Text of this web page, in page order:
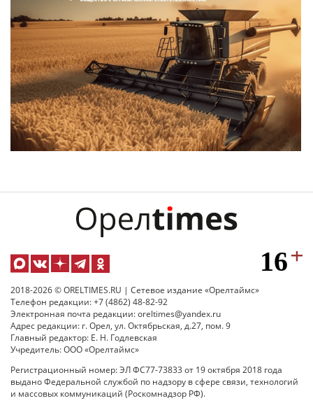
2018-2026 © ORELTIMES.RU | Сетевое издание «Орелтаймс»
Телефон редакции: +7 (4862) 48-82-92
Электронная почта редакции: oreltimes@yandex.ru
Адрес редакции: г. Орел, ул. Октябрьская, д.27, пом. 9
Главный редактор: Е. Н. Годлевская
Учредитель: ООО «Орелтаймс»
Регистрационный номер: ЭЛ ФС77-73833 от 19 октября 2018 года
выдано Федеральной службой по надзору в сфере связи, технологий
и массовых коммуникаций (Роскомнадзор РФ).